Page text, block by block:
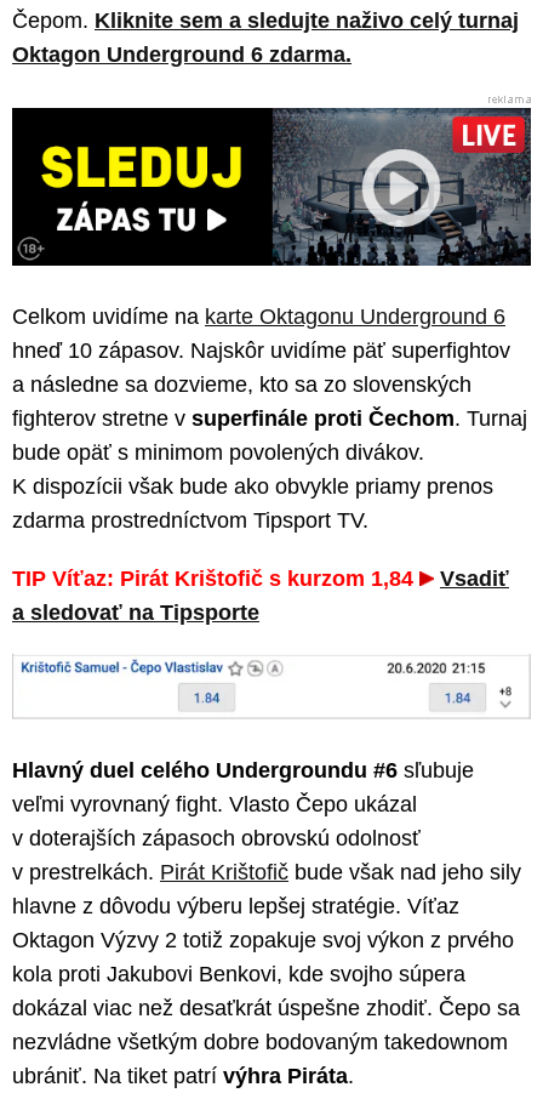
Čepom. Kliknite sem a sledujte naživo celý turnaj
Oktagon Underground 6 zdarma.
Celkom uvidíme na karte Oktagonu Underground 6
hneď 10 zápasov. Najskôr uvidíme päť superfightov
a následne sa dozvieme, kto sa zo slovenských
fighterov stretne v superfinále proti Čechom. Turnaj
bude opäť s minimom povolených divákov.
K dispozícii však bude ako obvykle priamy prenos
zdarma prostredníctvom Tipsport TV.
TIP Víťaz: Pirát Krištofič s kurzom 1,84
Vsadiť
a sledovať na Tipsporte
Hlavný duel celého Undergroundu #6 sľubuje
veľmi vyrovnaný fight. Vlasto Čepo ukázal
v doterajších zápasoch obrovskú odolnosť
v prestrelkách. Pirát Krištofič bude však nad jeho sily
hlavne z dôvodu výberu lepšej stratégie. Víťaz
Oktagon Výzvy 2 totiž zopakuje svoj výkon z prvého
kola proti Jakubovi Benkovi, kde svojho súpera
dokázal viac než desaťkrát úspešne zhodiť. Čepo sa
nezvládne všetkým dobre bodovaným takedownom
ubrániť. Na tiket patrí výhra Piráta.